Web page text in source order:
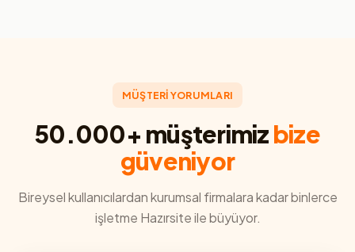
MÜŞTERİ YORUMLARI
50.000+ müşterimizbize
güveniyor
Bireysel kullanıcılardan kurumsal firmalara kadar binlerce
işletme Hazırsite ile büyüyor.